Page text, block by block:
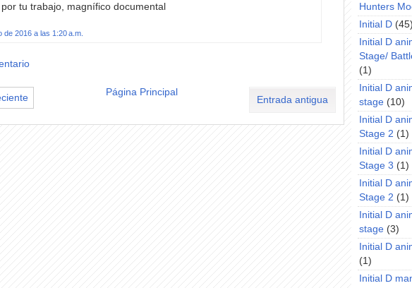
tu trabajo, magnífico documental
de 2016 a las 1:20 a.m.
Entrada antigua
Página Principal
Hunters
Initial D
Initial D
Stage/
(1)
Initial D
stage (10)
Initial D
Stage 2 (1)
Initial D
Stage 3 (1)
Initial D
Stage 2 (1)
Initial D
stage (3)
Initial D
(1)
Initial D